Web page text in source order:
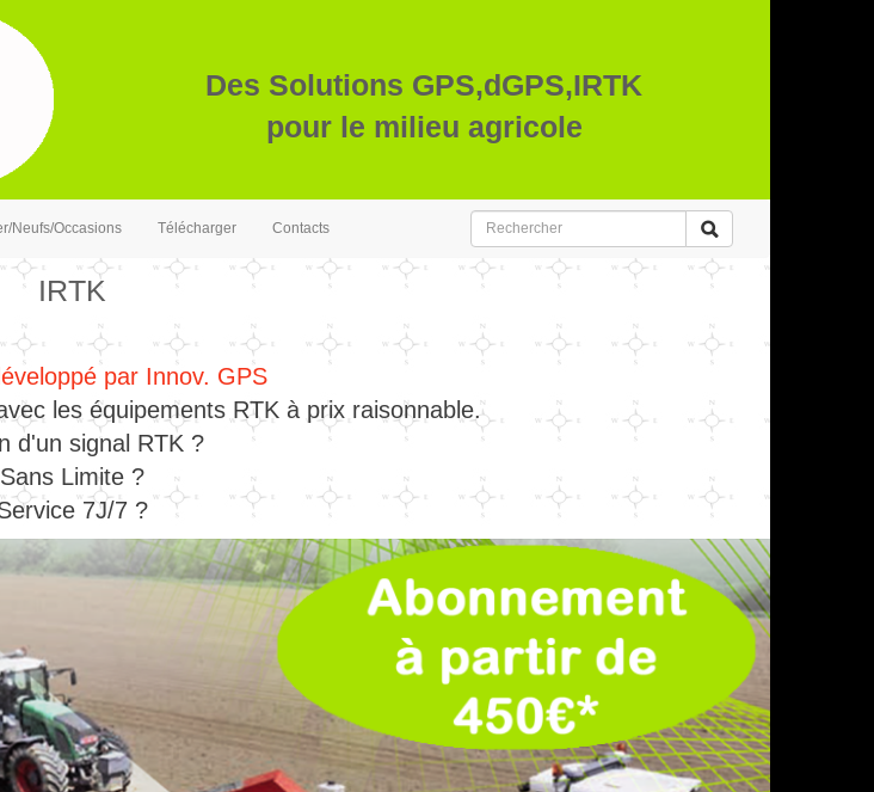
Des Solutions GPS,dGPS,IRTK
pour le milieu agricole
Neufs/Occasions Télécharger Contacts
IRTK
par Innov. GPS
les équipements RTK à prix raisonnable.
d'un signal RTK ?
Sans Limite ?
7J/7 ?